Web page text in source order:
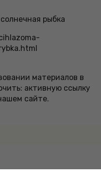
рыбка
материалов в
активную ссылку
сайте.